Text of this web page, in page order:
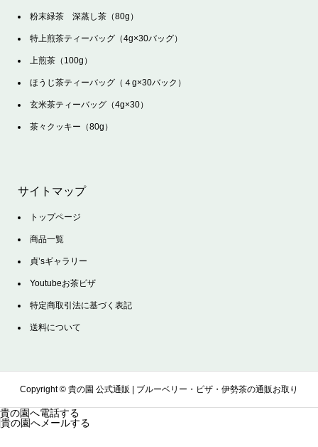
粉末緑茶 深蒸し茶（80g）
特上煎茶ティーバッグ（4g×30バッグ）
上煎茶（100g）
ほうじ茶ティーバッグ（４g×30バック）
玄米茶ティーバッグ（4g×30）
茶々クッキー（80g）
サイトマップ
トップページ
商品一覧
貞’sギャラリー
Youtubeお茶ピザ
特定商取引法に基づく表記
送料について
Copyright © 貴の園 公式通販 | ブルーベリー・ピザ・伊勢茶の通販お取り
貴の園へ電話する
貴の園へメールする